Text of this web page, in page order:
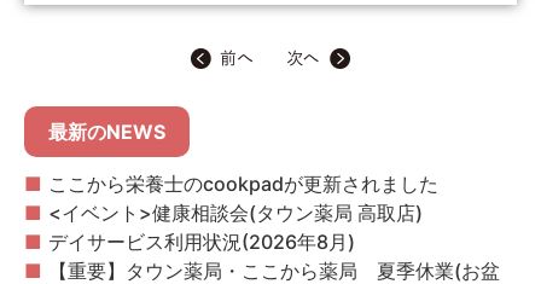
最新のNEWS
ここから栄養士のcookpadが更新されました
<イベント>健康相談会(タウン薬局 高取店)
デイサービス利用状況(2026年8月)
【重要】タウン薬局・ここから薬局 夏季休業(お盆